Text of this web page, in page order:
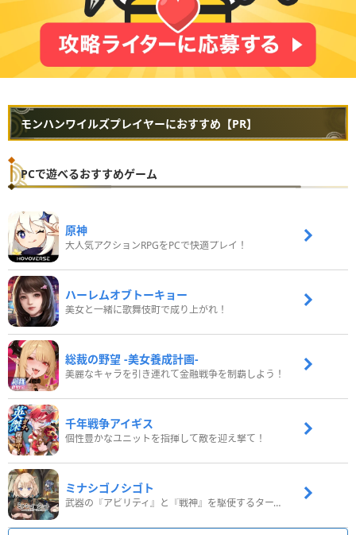
モンハンワイルズプレイヤーにおすすめ【PR】
PCで遊べるおすすめゲーム
原神
大人気アクションRPGをPCで快適プレイ！
ハーレムオブトーキョー
美女と一緒に歌舞伎町で成り上がれ！
総裁の野望 -美女養成計画-
美麗なキャラを引き連れて金融戦争を制覇しよう！
千年戦争アイギス
個性豊かなユニットを指揮して敵を迎え撃て！
ミナシゴノシゴト
武器の『アビリティ』と『戦神』を駆使するターン制コマンドバトルRPG！